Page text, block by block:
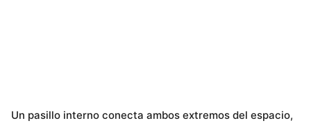
Un pasillo interno conecta ambos extremos del espacio,